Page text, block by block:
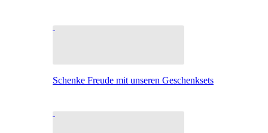
Schenke Freude mit unseren Geschenksets